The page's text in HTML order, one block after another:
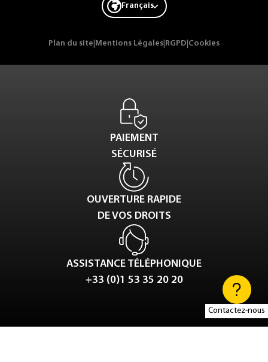
Contactez-nous
Français
Plan du site Mentions Légales RGPD Cookies
PAIEMENT
SÉCURISÉ
OUVERTURE RAPIDE
DE VOS DROITS
ASSISTANCE TÉLÉPHONIQUE
+33 (0)1 53 35 20 20